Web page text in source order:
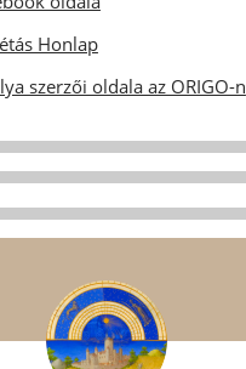
Honlap
szerzői oldala az ORIGO-n